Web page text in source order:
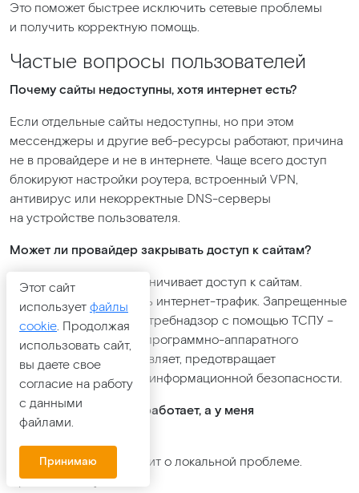
Это поможет быстрее исключить сетевые проблемы
и получить корректную помощь.
Частые вопросы пользователей
Почему сайты недоступны, хотя интернет есть?
Если отдельные сайты недоступны, но при этом
мессенджеры и другие веб-ресурсы работают, причина
не в провайдере и не в интернете. Чаще всего доступ
блокируют настройки роутера, встроенный VPN,
антивирус или некорректные DNS-серверы
на устройстве пользователя.
Может ли провайдер закрывать доступ к сайтам?
Нет. Провайдер не ограничивает доступ к сайтам.
Его задача – передавать интернет-трафик. Запрещенные
сайты блокирует Роспотребнадзор с помощью ТСПУ –
специализированного программно-аппаратного
комплекса, который выявляет, предотвращает
и нейтрализует угрозы информационной безопасности.
Почему сайт у других работает, а у меня
не открывается?
Это почти всегда говорит о локальной проблеме.
Причиной могут быть:
Этот сайт
используетфайлы
cookie. Продолжая
использовать сайт,
вы даете свое
согласие на работу
с данными
файлами.
Принимаю